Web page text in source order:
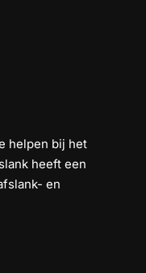
helpen bij het
heeft een
en